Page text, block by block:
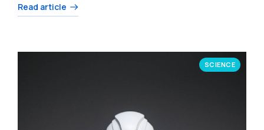
Read article
SCIENCE